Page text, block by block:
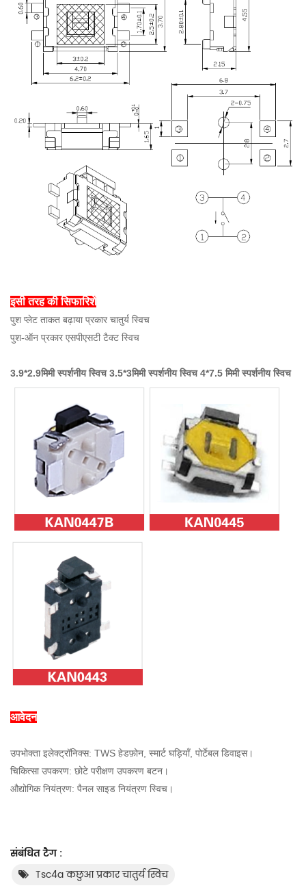
इसी तरह की सिफारिशें
पुश प्लेट ताकत बढ़ाया प्रकार चातुर्य स्विच
पुश-ऑन प्रकार एसपीएसटी टैक्ट स्विच
3.9*2.9मिमी स्पर्शनीय स्विच 3.5*3मिमी स्पर्शनीय स्विच4*7.5 मिमी स्पर्शनीय स्विच
आवेदन
उपभोक्ता इलेक्ट्रॉनिक्स: TWS हेडफ़ोन, स्मार्ट घड़ियाँ, पोर्टेबल डिवाइस।
चिकित्सा उपकरण: छोटे परीक्षण उपकरण बटन।
औद्योगिक नियंत्रण: पैनल साइड नियंत्रण स्विच।
संबंधित टैग :
Tsc4a कछुआ प्रकार चातुर्य स्विच